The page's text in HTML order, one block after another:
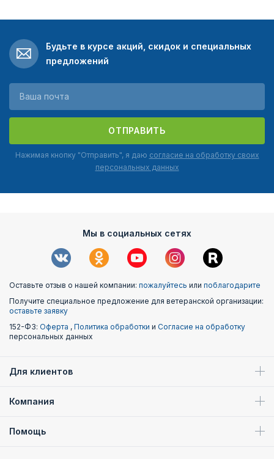
Будьте в курсе акций, скидок и специальных
предложений
ОТПРАВИТЬ
Нажимая кнопку "Отправить", я даю согласие на обработку своих
персональных данных
Мы в социальных сетях
Оставьте отзыв о нашей компании: пожалуйтесь или поблагодарите
Получите специальное предложение для ветеранской организации:
оставьте заявку
152-ФЗ: Оферта , Политика обработки и Согласие на обработку
персональных данных
Для клиентов
Компания
Помощь